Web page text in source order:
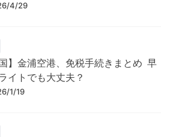
4/29
国】金浦空港、免税手続きまとめ 早
イトでも大丈夫？
1/19